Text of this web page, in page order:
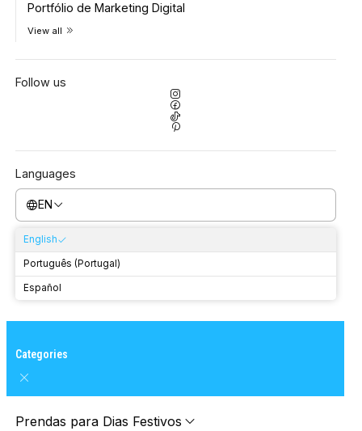
Portfólio de Marketing Digital
View all
Follow us
Languages
EN
English
Português (Portugal)
Español
Categories
Prendas para Dias Festivos